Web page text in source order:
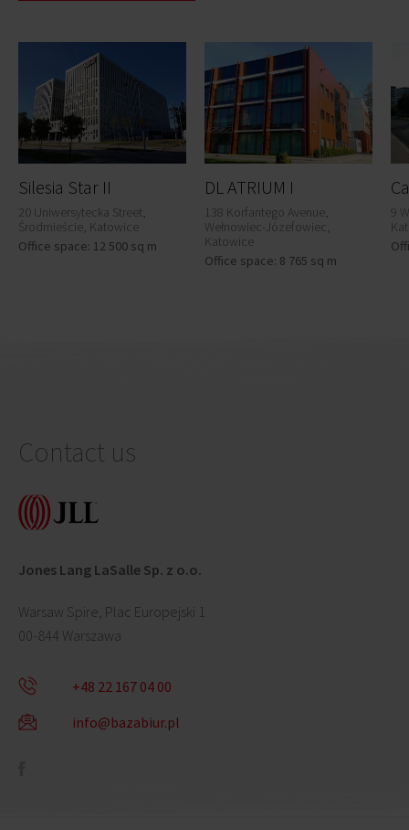
Silesia Star II
20 Uniwersytecka Street,
Środmieście, Katowice
Office space: 12 500 sq m
DL ATRIUM I
138 Korfantego Avenue,
Wełnowiec-Józefowiec,
Katowice
Office space: 8 765 sq m
9
Contact us
Jones Lang LaSalle Sp. z o.o.
Warsaw Spire, Plac Europejski 1
00-844 Warszawa
+48 22 167 04 00
info@bazabiur.pl